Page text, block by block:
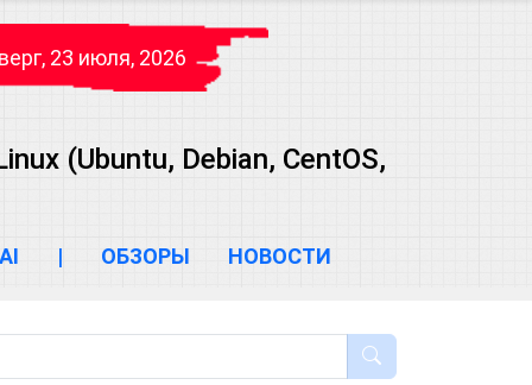
23 июля, 2026
(Ubuntu, Debian, CentOS,
AI | ОБЗОРЫ НОВОСТИ